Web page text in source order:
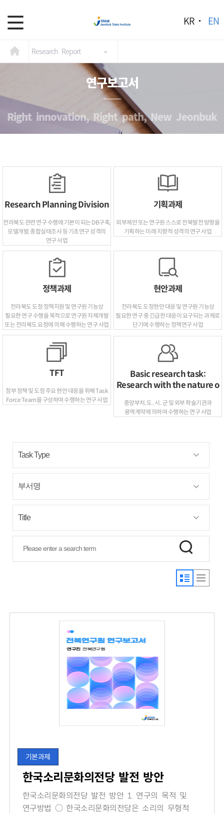
KR EN
Research Report
연구보고서
Right innovation, Right path, New Jeonbuk
Research Planning Division
전라북도 관련 연구 수행에 기본이 되는 DB구축,
모델개발, 종합실태조사 등 기초연구 성격의
연구 사업
기획과제
외부제안 또는 연구원 스스로 전북발전 방향을
기획하는 미래 지향적 성격의 연구 사업
정책과제
전라북도 도정 정책지원 및 연구원 기능상
필요한 연구 수행을 목적으로 연구원 자체개발
또는 전라북도 요청에 의해 수행하는 연구 사업
현안과제
전라북도 도정현안 대응 및 연구원 기능상
필요한 연구 중 긴급한 대응이 요구되는 과제로
단기에 수행하는 정책연구 사업
TFT
정부 정책 및 도정 주요 현안 대응을 위해 Task
Force Team을 구성하여 수행하는 연구 사업
Basic research task:
Research with the nature o
중앙부처, 도․시․군 및 외부 학술기관과
용역계약에 의하여 수행하는 연구 사업
기본과제
한국소리문화의전당 발전 방안
한국소리문화의전당 발전 방안 1. 연구의 목적 및
연구방법 ○ 한국소리문화의전당은 소리의 무형적